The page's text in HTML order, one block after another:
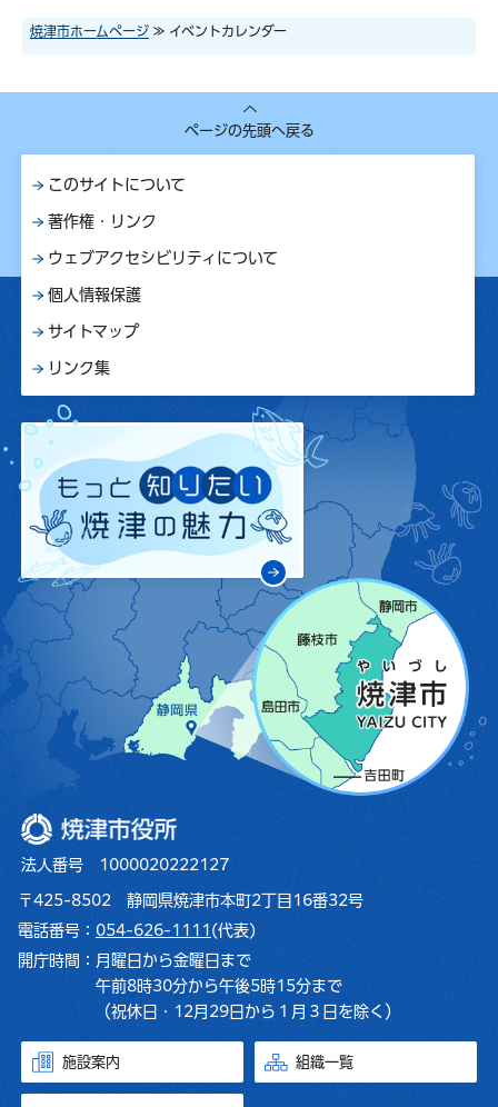
焼津市ホームページ ≫ イベントカレンダー
ページの先頭へ戻る
このサイトについて
著作権・リンク
ウェブアクセシビリティについて
個人情報保護
サイトマップ
リンク集
焼津市役所
法人番号 1000020222127
〒425-8502 静岡県焼津市本町2丁目16番32号
電話番号： 054-626-1111 (代表)
開庁時間： 月曜日から金曜日まで
午前8時30分から午後5時15分まで
（祝休日・12月29日から１月３日を除く）
施設案内 組織一覧